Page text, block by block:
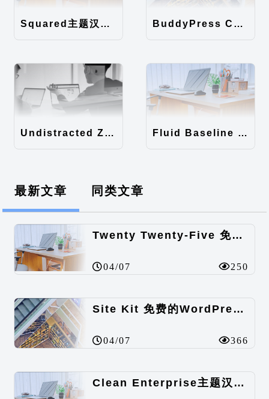
Squared主题汉化包 BuddyPress Colours主题汉化包
Undistracted Zen主题汉化包 Fluid Baseline Grid主题汉化包
最新文章 同类文章
Twenty Twenty-Five 免费的WordPress内容主题
04/07 250
Site Kit 免费的WordPress数据统计插件
04/07 366
Clean Enterprise主题汉化包